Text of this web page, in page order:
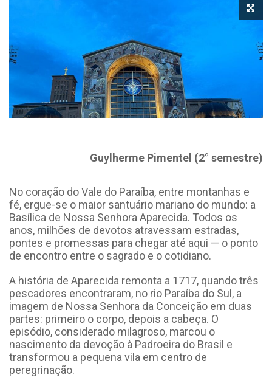
Guylherme Pimentel (2° semestre)
No coração do Vale do Paraíba, entre montanhas e
fé, ergue-se o maior santuário mariano do mundo: a
Basílica de Nossa Senhora Aparecida. Todos os
anos, milhões de devotos atravessam estradas,
pontes e promessas para chegar até aqui — o ponto
de encontro entre o sagrado e o cotidiano.
A história de Aparecida remonta a 1717, quando três
pescadores encontraram, no rio Paraíba do Sul, a
imagem de Nossa Senhora da Conceição em duas
partes: primeiro o corpo, depois a cabeça. O
episódio, considerado milagroso, marcou o
nascimento da devoção à Padroeira do Brasil e
transformou a pequena vila em centro de
peregrinação.